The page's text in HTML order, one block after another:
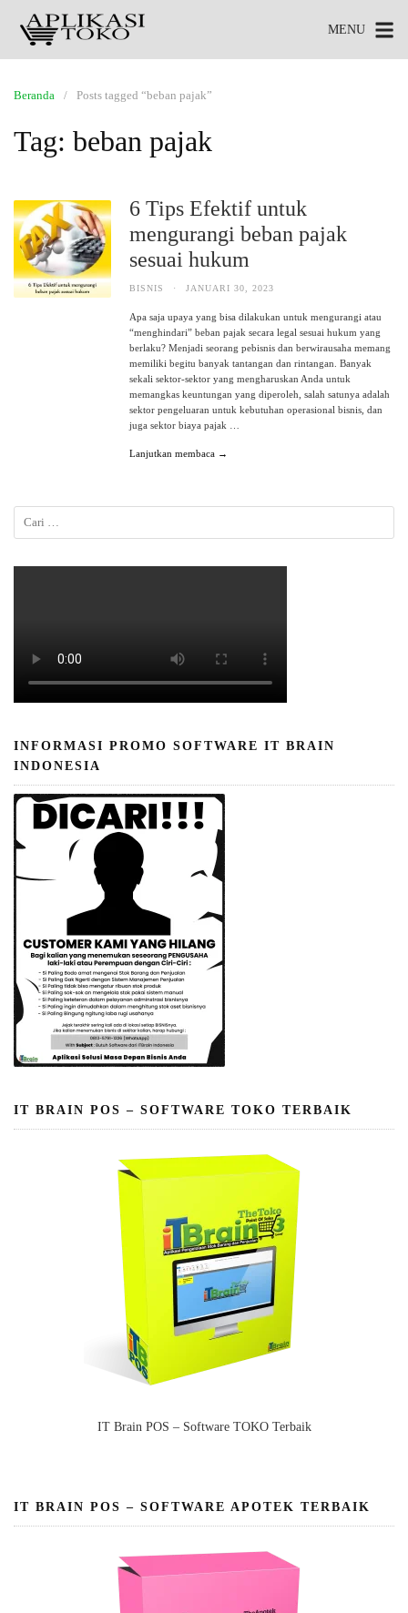
MENU
Beranda Posts tagged “beban pajak”
Tag: beban pajak
6 Tips Efektif untuk
mengurangi beban pajak
sesuai hukum
BISNIS · JANUARI 30, 2023
Apa saja upaya yang bisa dilakukan untuk mengurangi atau
“menghindari” beban pajak secara legal sesuai hukum yang
berlaku? Menjadi seorang pebisnis dan berwirausaha memang
memiliki begitu banyak tantangan dan rintangan. Banyak
sekali sektor-sektor yang mengharuskan Anda untuk
memangkas keuntungan yang diperoleh, salah satunya adalah
sektor pengeluaran untuk kebutuhan operasional bisnis, dan
juga sektor biaya pajak …
Lanjutkan membaca →
INFORMASI PROMO SOFTWARE IT BRAIN
INDONESIA
IT BRAIN POS – SOFTWARE TOKO TERBAIK
IT Brain POS – Software TOKO Terbaik
IT BRAIN POS – SOFTWARE APOTEK TERBAIK